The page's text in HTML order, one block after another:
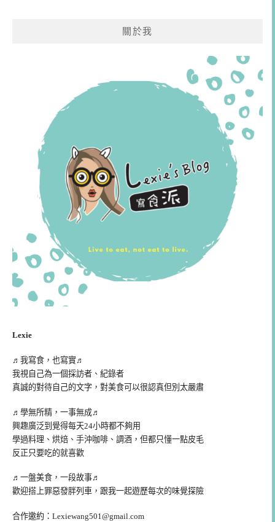
關於我
Lexie
♬我寫食，也寫實♬
我視自己為一個採訪者、紀錄者
真誠的對待自己的文字，對美食可以很認真但別太嚴肅
♬學無所精，一事無成♬
興趣廣泛到覺得每天24小時都不夠用
學過料理、烘焙、手沖咖啡、調酒，但都只懂一點皮毛
反正只要吃的就喜歡
♬一盤美食，一段故事♬
歡迎搭上罪惡發胖列車，跟我一起遊歷每次的味覺探險
合作邀約： Lexiewang501@gmail.com